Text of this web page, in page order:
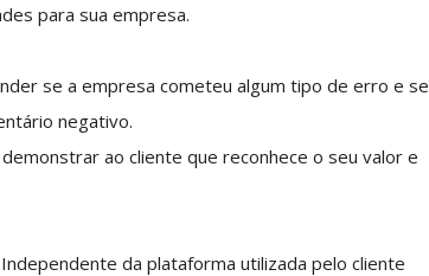
para sua empresa.
se a empresa cometeu algum tipo de erro e se
negativo.
ao cliente que reconhece o seu valor e
da plataforma utilizada pelo cliente